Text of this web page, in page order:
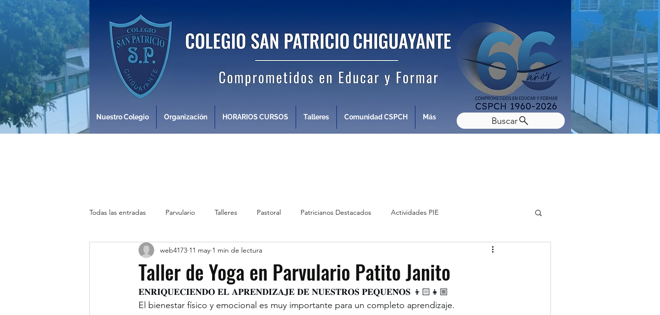
Nuestro Colegio Organización HORARIOS CURSOS Talleres Comunidad CSPCH Más Buscar
Todas las entradas Parvulario Talleres Pastoral Patricianos Destacados Actividades PIE
Taller de Yoga en Parvulario Patito Janito
web4173 11 may 1 min de lectura
𝐄𝐍𝐑𝐈𝐐𝐔𝐄𝐂𝐈𝐄𝐍𝐃𝐎 𝐄𝐋 𝐀𝐏𝐑𝐄𝐍𝐃𝐈𝐙𝐀𝐉𝐄 𝐃𝐄 𝐍𝐔𝐄𝐒𝐓𝐑𝐎𝐒 𝐏𝐄𝐐𝐔𝐄𝐍̃𝐎𝐒 👦🏻👧🏼
El bienestar físico y emocional es muy importante para un completo aprendizaje.